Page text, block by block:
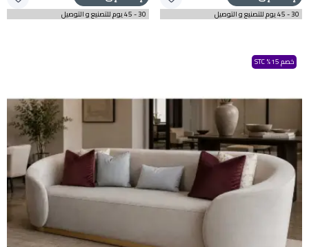
30 - 45 يوم للتصنيع و التوصيل 30 - 45 يوم للتصنيع و التوصيل
خصم 15% STC